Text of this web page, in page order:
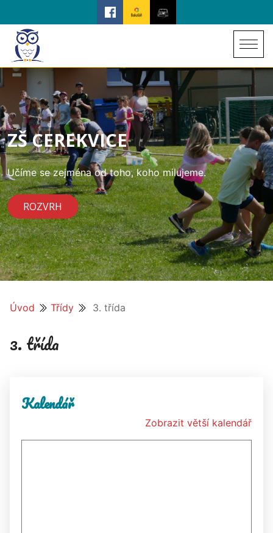
ZŠ CEREKVICE
Učíme se zejména od toho, koho milujeme.
ROZVRH
Úvod Třídy 3. třída
3. třída
Kalendář
Zobrazit větší kalendář